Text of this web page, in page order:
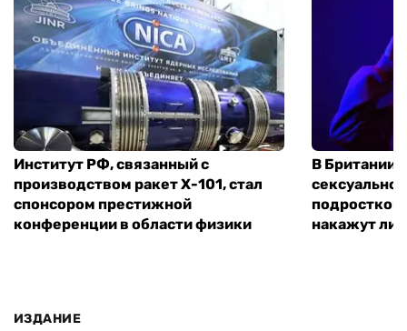
Институт РФ, связанный с
производством ракет Х-101, стал
спонсором престижной
конференции в области физики
В Британии
подростком
накажут ли
ИЗДАНИЕ